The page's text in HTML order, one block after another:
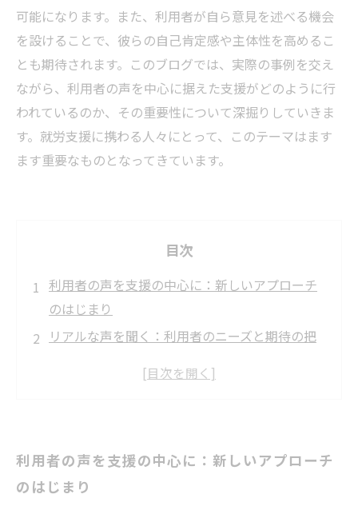
可能になります。また、利用者が自ら意見を述べる機会
を設けることで、彼らの自己肯定感や主体性を高めるこ
とも期待されます。このブログでは、実際の事例を交え
ながら、利用者の声を中心に据えた支援がどのように行
われているのか、その重要性について深掘りしていきま
す。就労支援に携わる人々にとって、このテーマはます
ます重要なものとなってきています。
目次
利用者の声を支援の中心に：新しいアプローチ
のはじまり
リアルな声を聞く：利用者のニーズと期待の把
データに基づく改善：フィードバックを活かし
る意義
成功事例に学ぶ：利用者の声がもたらした変化
利用者の声を支援の中心に：新しいアプローチ
のはじまり